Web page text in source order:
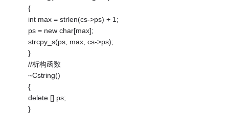
{
int max = strlen(cs->ps) + 1;
ps = new char[max];
strcpy_s(ps, max, cs->ps);
}
//析构函数
~Cstring()
{
delete [] ps;
}